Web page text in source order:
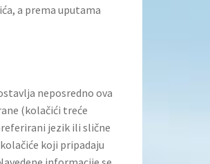
a prema uputama
neposredno ova
(kolačići treće
jezik ili slične
koji pripadaju